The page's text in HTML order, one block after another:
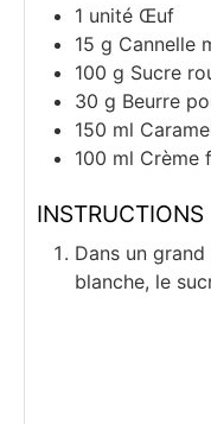
1 unité Œuf
15 g Cannelle
100 g Sucre
30 g Beurre
150 ml
100 ml Crème
INSTRUCTIONS
Dans un
blanche, le